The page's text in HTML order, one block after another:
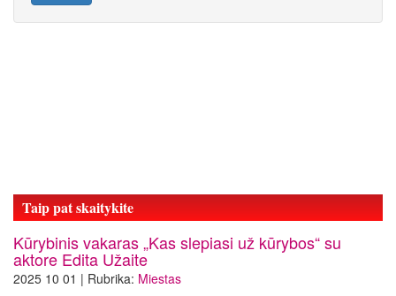
Taip pat skaitykite
Kūrybinis vakaras „Kas slepiasi už kūrybos“ su
aktore Edita Užaite
2025 10 01 | Rubrika: Miestas